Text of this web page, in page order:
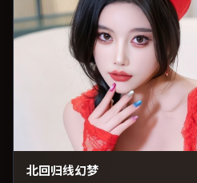
北回归线幻梦